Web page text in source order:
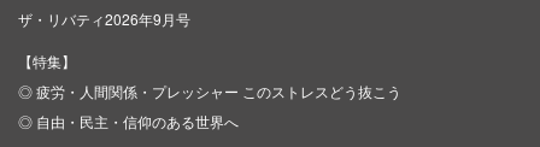
ザ・リバティ2026年9月号
【特集】
◎ 疲労・人間関係・プレッシャー このストレスどう抜こう
◎ 自由・民主・信仰のある世界へ